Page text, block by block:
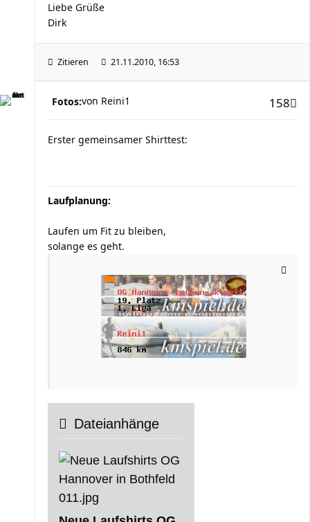
Liebe Grüße
Dirk
Zitieren 21.11.2010, 16:53
Fotos: 158
von Reini1
Erster gemeinsamer Shirttest:
Laufplanung:
Laufen um Fit zu bleiben,
solange es geht.
Dateianhänge